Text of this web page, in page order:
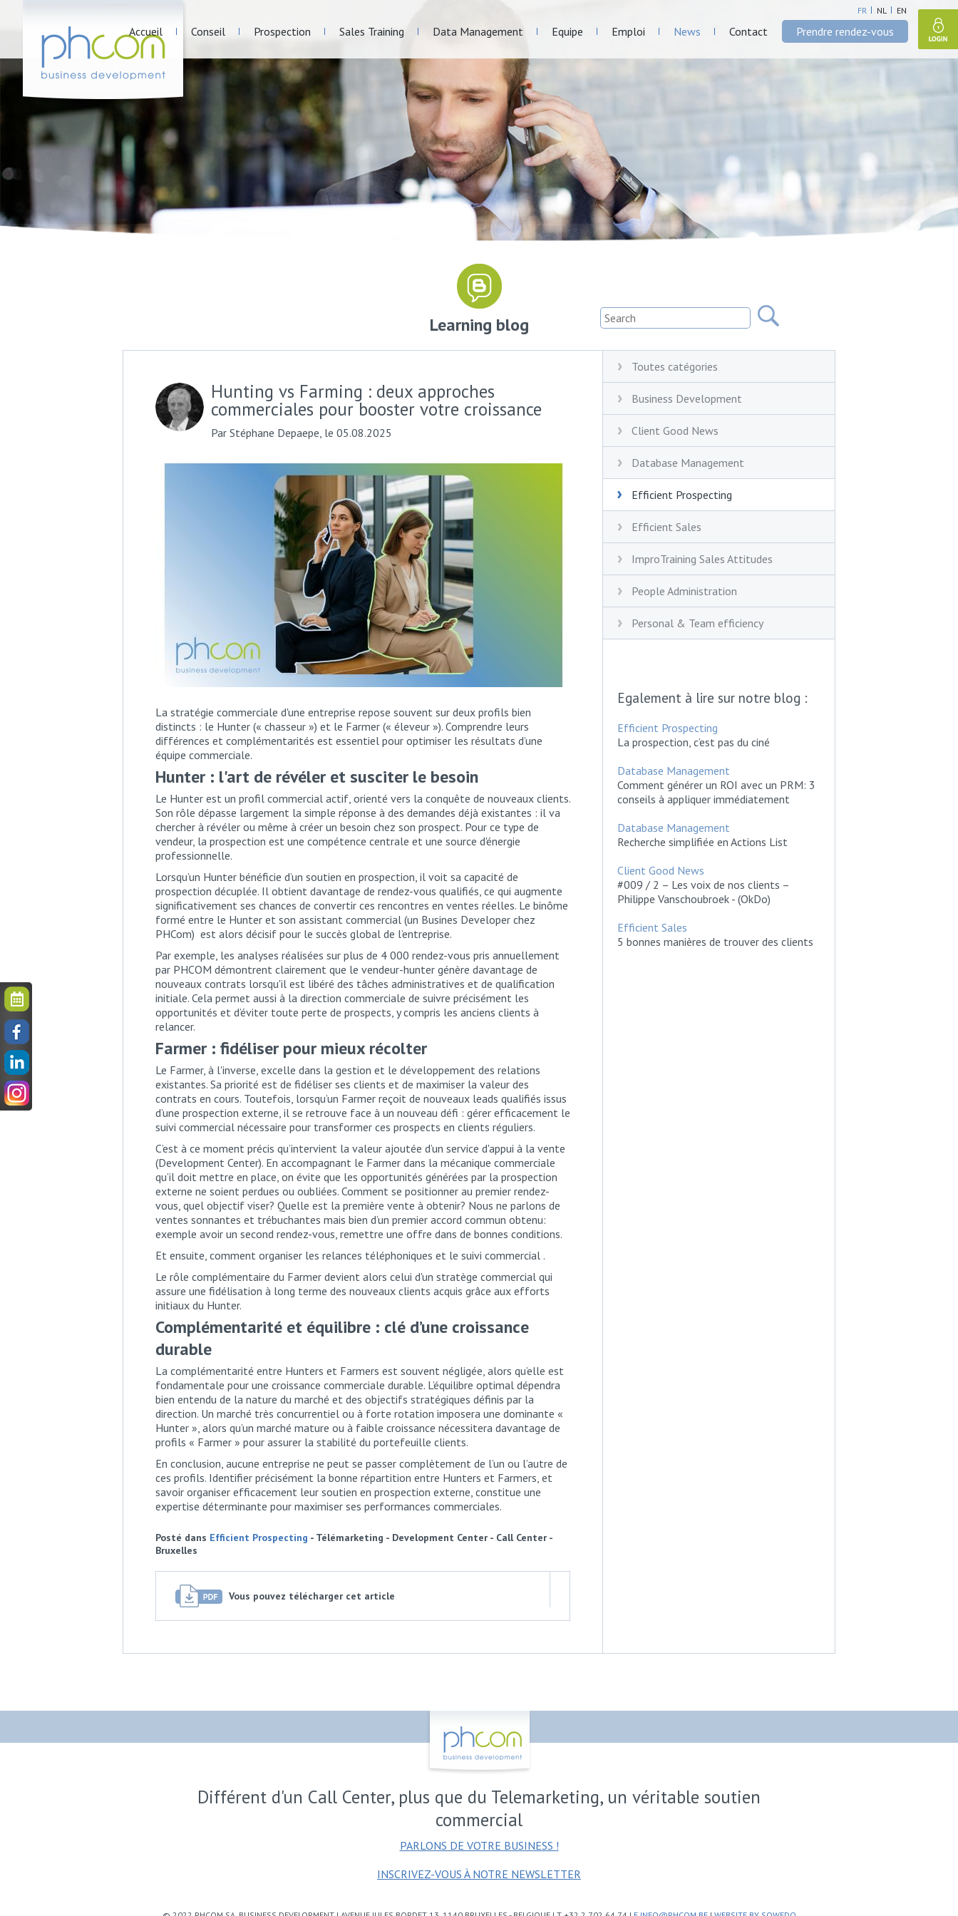
FR NL EN
Accueil Conseil Prospection Sales Training Data Management Equipe Emploi News Contact Prendre rendez-vous
Learning blog
Toutes catégories
Business Development
Client Good News
Database Management
Efficient Prospecting
Efficient Sales
ImproTraining Sales Attitudes
People Administration
Personal & Team efficiency
Egalement à lire sur notre blog :
Efficient Prospecting
La prospection, c’est pas du ciné
Database Management
Comment générer un ROI avec un PRM: 3
conseils à appliquer immédiatement
Database Management
Recherche simplifiée en Actions List
Client Good News
#009 / 2 – Les voix de nos clients –
Philippe Vanschoubroek - (OkDo)
Efficient Sales
5 bonnes manières de trouver des clients
Hunting vs Farming : deux approches
commerciales pour booster votre croissance
Par Stéphane Depaepe, le 05.08.2025
La stratégie commerciale d'une entreprise repose souvent sur deux profils bien
distincts : le Hunter (« chasseur ») et le Farmer (« éleveur »). Comprendre leurs
différences et complémentarités est essentiel pour optimiser les résultats d’une
équipe commerciale.
Hunter : l'art de révéler et susciter le besoin
Le Hunter est un profil commercial actif, orienté vers la conquête de nouveaux clients.
Son rôle dépasse largement la simple réponse à des demandes déjà existantes : il va
chercher à révéler ou même à créer un besoin chez son prospect. Pour ce type de
vendeur, la prospection est une compétence centrale et une source d'énergie
professionnelle.
Lorsqu’un Hunter bénéficie d’un soutien en prospection, il voit sa capacité de
prospection décuplée. Il obtient davantage de rendez-vous qualifiés, ce qui augmente
significativement ses chances de convertir ces rencontres en ventes réelles. Le binôme
formé entre le Hunter et son assistant commercial (un Busines Developer chez
PHCom) est alors décisif pour le succès global de l’entreprise.
Par exemple, les analyses réalisées sur plus de 4 000 rendez-vous pris annuellement
par PHCOM démontrent clairement que le vendeur-hunter génère davantage de
nouveaux contrats lorsqu'il est libéré des tâches administratives et de qualification
initiale. Cela permet aussi à la direction commerciale de suivre précisément les
opportunités et d’éviter toute perte de prospects, y compris les anciens clients à
relancer.
Farmer : fidéliser pour mieux récolter
Le Farmer, à l'inverse, excelle dans la gestion et le développement des relations
existantes. Sa priorité est de fidéliser ses clients et de maximiser la valeur des
contrats en cours. Toutefois, lorsqu’un Farmer reçoit de nouveaux leads qualifiés issus
d’une prospection externe, il se retrouve face à un nouveau défi : gérer efficacement le
suivi commercial nécessaire pour transformer ces prospects en clients réguliers.
C’est à ce moment précis qu’intervient la valeur ajoutée d’un service d'appui à la vente
(Development Center). En accompagnant le Farmer dans la mécanique commerciale
qu’il doit mettre en place, on évite que les opportunités générées par la prospection
externe ne soient perdues ou oubliées. Comment se positionner au premier rendez-
vous, quel objectif viser? Quelle est la première vente à obtenir? Nous ne parlons de
ventes sonnantes et trébuchantes mais bien d’un premier accord commun obtenu:
exemple avoir un second rendez-vous, remettre une offre dans de bonnes conditions.
Et ensuite, comment organiser les relances téléphoniques et le suivi commercial .
Le rôle complémentaire du Farmer devient alors celui d'un stratège commercial qui
assure une fidélisation à long terme des nouveaux clients acquis grâce aux efforts
initiaux du Hunter.
Complémentarité et équilibre : clé d’une croissance
durable
La complémentarité entre Hunters et Farmers est souvent négligée, alors qu’elle est
fondamentale pour une croissance commerciale durable. L’équilibre optimal dépendra
bien entendu de la nature du marché et des objectifs stratégiques définis par la
direction. Un marché très concurrentiel ou à forte rotation imposera une dominante «
Hunter », alors qu’un marché mature ou à faible croissance nécessitera davantage de
profils « Farmer » pour assurer la stabilité du portefeuille clients.
En conclusion, aucune entreprise ne peut se passer complètement de l’un ou l’autre de
ces profils. Identifier précisément la bonne répartition entre Hunters et Farmers, et
savoir organiser efficacement leur soutien en prospection externe, constitue une
expertise déterminante pour maximiser ses performances commerciales.
Posté dans Efficient Prospecting - Télémarketing - Development Center - Call Center -
Bruxelles
Vous pouvez télécharger cet article
Différent d'un Call Center, plus que du Telemarketing, un véritable soutien
commercial
PARLONS DE VOTRE BUSINESS !
INSCRIVEZ-VOUS À NOTRE NEWSLETTER